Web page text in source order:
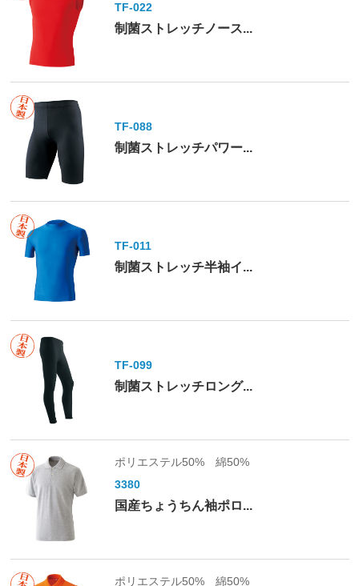
TF-022
制菌ストレッチノース...
TF-088
制菌ストレッチパワー...
TF-011
制菌ストレッチ半袖イ...
TF-099
制菌ストレッチロング...
ポリエステル50% 綿50%
3380
国産ちょうちん袖ポロ...
ポリエステル50% 綿50%